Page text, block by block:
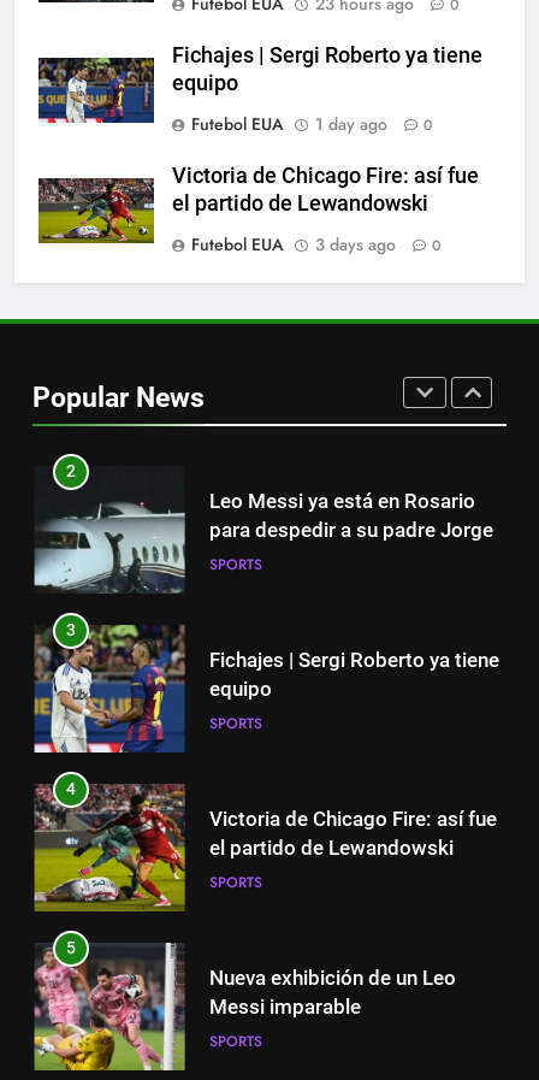
0
Fichajes | Sergi Roberto ya tiene
equipo
Futebol EUA
1 day ago 0
Victoria de Chicago Fire: así fue
el partido de Lewandowski
Futebol EUA
3 days ago 0
Popular News
la jornada
SPORTS
Histórico: a MLS baixa as
cortinas para a Copa do Mundo
SPORTS
mucha tristeza; yo perdí a mi
padre y el dolor es inexplicable”
2
Leo Messi ya está en Rosario
para despedir a su padre Jorge
SPORTS
3
Fichajes | Sergi Roberto ya tiene
equipo
SPORTS
4
Victoria de Chicago Fire: así fue
el partido de Lewandowski
SPORTS
5
Nueva exhibición de un Leo
Messi imparable
SPORTS